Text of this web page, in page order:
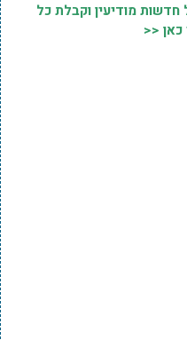
מודיעין וקבלת כל
<<